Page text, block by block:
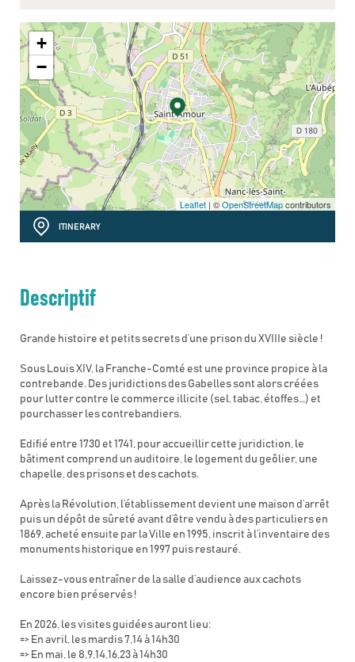
+
−
Leaflet | ©OpenStreetMapcontributors
ITINERARY
Descriptif
Grande histoire et petits secrets d’une prison du XVIIIe siècle !
Sous Louis XIV, la Franche-Comté est une province propice à la
contrebande. Des juridictions des Gabelles sont alors créées
pour lutter contre le commerce illicite (sel, tabac, étoffes…) et
pourchasser les contrebandiers.
Edifié entre 1730 et 1741, pour accueillir cette juridiction, le
bâtiment comprend un auditoire, le logement du geôlier, une
chapelle, des prisons et des cachots.
Après la Révolution, l’établissement devient une maison d’arrêt
puis un dépôt de sûreté avant d’être vendu à des particuliers en
1869, acheté ensuite par la Ville en 1995, inscrit à l’inventaire des
monuments historique en 1997 puis restauré.
Laissez-vous entraîner de la salle d’audience aux cachots
encore bien préservés !
En 2026, les visites guidées auront lieu:
=> En avril, les mardis 7,14 à 14h30
=> En mai, le 8,9,14,16,23 à 14h30